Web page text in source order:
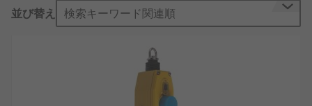
れます。また、構造や使い方については国際的な安
全規格に準拠する必要があります。
ローププルスイッチとは
ローププルスイッチは、非常停止スイッチの一種で
並び替え 検索キーワード関連順